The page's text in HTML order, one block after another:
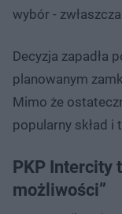
wybór -
Decyzja zapadła
planowanym
Mimo że
popularny skład i
PKP Intercity
możliwości”